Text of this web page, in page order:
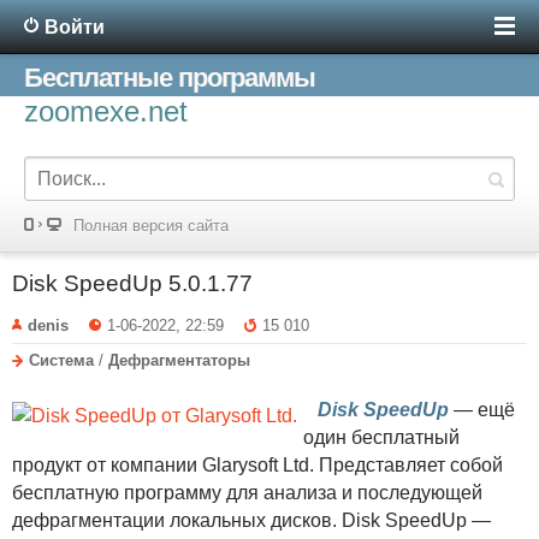
Войти
Бесплатные программы
zoomexe.net
Полная версия сайта
Disk SpeedUp 5.0.1.77
denis 1-06-2022, 22:59
15 010
Система / Дефрагментаторы
Disk SpeedUp — ещё
один бесплатный
продукт от компании Glarysoft Ltd. Представляет собой
бесплатную программу для анализа и последующей
дефрагментации локальных дисков. Disk SpeedUp —